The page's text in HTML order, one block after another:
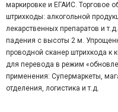
маркировке и ЕГАИС. Торговое
штрихкоды: алкогольной
лекарственных препаратов и
падения с высоты 2 м.
проводной сканер штрихкода к
для перевода в режим
применения: Супермаркеты,
отделения, логистика и т.д.